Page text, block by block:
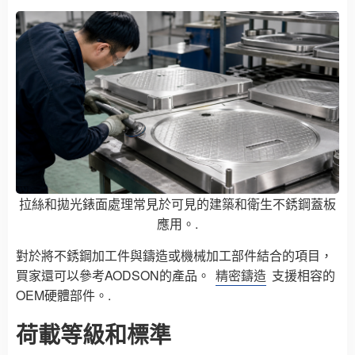
拉絲和拋光錶面處理常見於可見的建築和衛生不銹鋼蓋板
應用。.
對於將不銹鋼加工件與鑄造或機械加工部件結合的項目，
買家還可以參考AODSON的產品。 精密鑄造 支援相容的
OEM硬體部件。.
荷載等級和標準